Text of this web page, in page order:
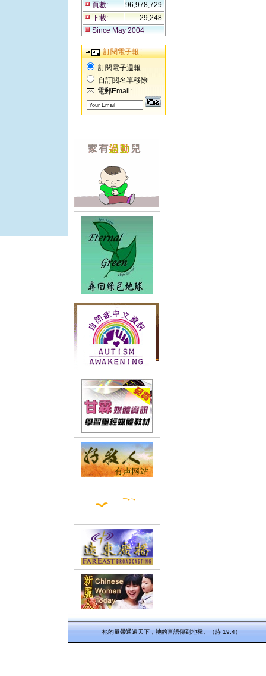
頁數:
96,978,729
下載:
29,248
Since May 2004
訂閱電子報
訂閱電子週報
自訂閱名單移除
電郵Email:
祂的量帶通遍天下，祂的言語傳到地極。（詩 19:4）